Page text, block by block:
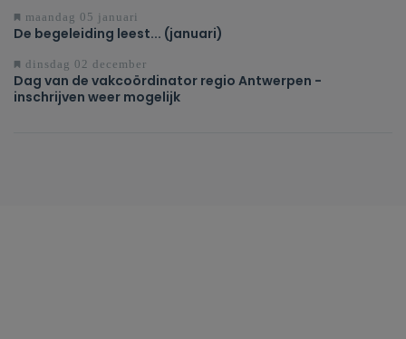
maandag 05 januari
De begeleiding leest... (januari)
dinsdag 02 december
Dag van de vakcoördinator regio Antwerpen -
inschrijven weer mogelijk